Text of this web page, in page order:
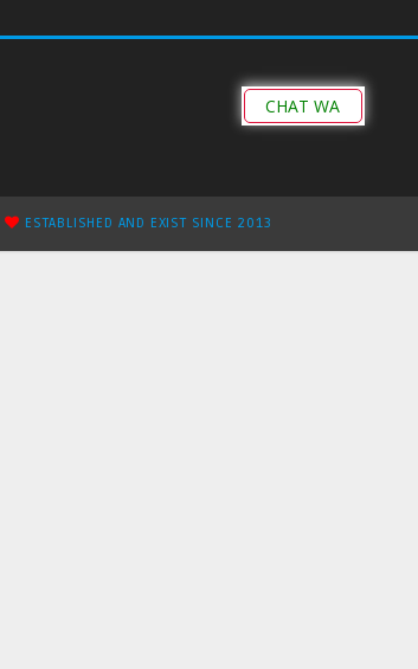
CHAT WA
ESTABLISHED AND EXIST SINCE 2013